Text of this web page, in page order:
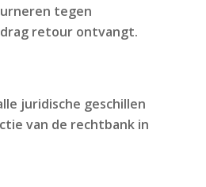
tegen
retour ontvangt.
juridische geschillen
van de rechtbank in